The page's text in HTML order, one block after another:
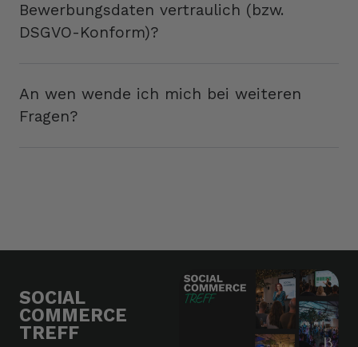
Bewerbungsdaten vertraulich (bzw.
DSGVO-Konform)?
An wen wende ich mich bei weiteren
Fragen?
SOCIAL
COMMERCE
TREFF